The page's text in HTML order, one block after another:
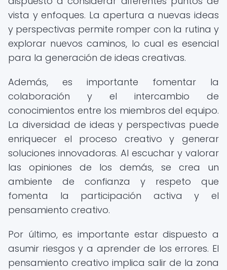
vista y enfoques. La apertura a nuevas ideas
y perspectivas permite romper con la rutina y
explorar nuevos caminos, lo cual es esencial
para la generación de ideas creativas.
Además, es importante fomentar la
colaboración y el intercambio de
conocimientos entre los miembros del equipo.
La diversidad de ideas y perspectivas puede
enriquecer el proceso creativo y generar
soluciones innovadoras. Al escuchar y valorar
las opiniones de los demás, se crea un
ambiente de confianza y respeto que
fomenta la participación activa y el
pensamiento creativo.
Por último, es importante estar dispuesto a
asumir riesgos y a aprender de los errores. El
pensamiento creativo implica salir de la zona